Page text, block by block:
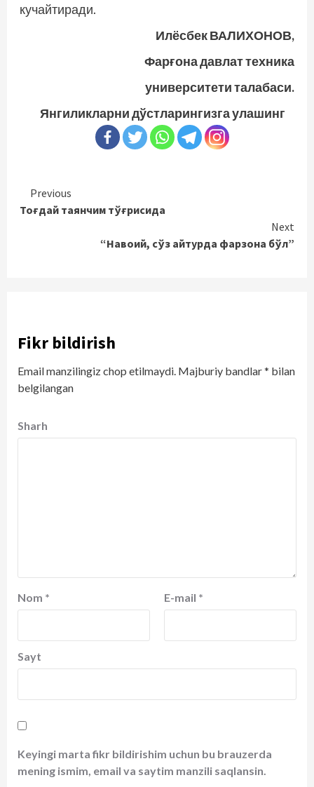
кучайтиради.
Илёсбек ВАЛИХОНОВ,
Фарғона давлат техника
университети талабаси.
Янгиликларни дўстларингизга улашинг
Continue
Reading
Previous
Тоғдай таянчим тўғрисида
Next
“Навоий, сўз айтурда фарзона бўл”
Fikr bildirish
Email manzilingiz chop etilmaydi. Majburiy bandlar* bilan
belgilangan
Sharh
Nom * E-mail *
Sayt
Keyingi marta fikr bildirishim uchun bu brauzerda
mening ismim, email va saytim manzili saqlansin.